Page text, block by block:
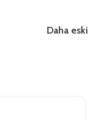
Daha eski